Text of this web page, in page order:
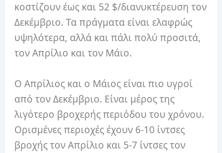
κοστίζουν έως και 52 $/διανυκτέρευση τον
Δεκέμβριο. Τα πράγματα είναι ελαφρώς
υψηλότερα, αλλά και πάλι πολύ προσιτά,
τον Απρίλιο και τον Μάιο.
Ο Απρίλιος και ο Μάιος είναι πιο υγροί
από τον Δεκέμβριο. Είναι μέρος της
λιγότερο βροχερής περιόδου του χρόνου.
Ορισμένες περιοχές έχουν 6-10 ίντσες
βροχής τον Απρίλιο και 5-7 ίντσες τον